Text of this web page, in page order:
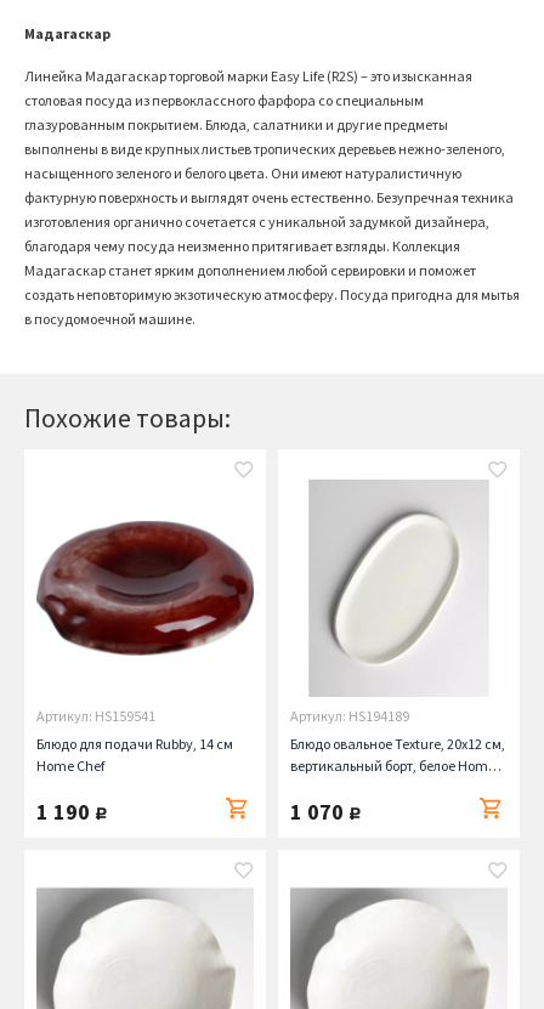
Похожие товары:
Артикул: HS159541
Блюдо для подачи Rubby, 14 см
Home Chef
1 190 руб.
Артикул: HS194189
Блюдо овальное Texture, 20х12 см,
вертикальный борт, белое Home
1 070 руб.
Мадагаскар
Линейка Мадагаскар торговой марки Easy Life (R2S) – это изысканная
столовая посуда из первоклассного фарфора со специальным
глазурованным покрытием. Блюда, салатники и другие предметы
выполнены в виде крупных листьев тропических деревьев нежно-зеленого,
насыщенного зеленого и белого цвета. Они имеют натуралистичную
фактурную поверхность и выглядят очень естественно. Безупречная техника
изготовления органично сочетается с уникальной задумкой дизайнера,
благодаря чему посуда неизменно притягивает взгляды. Коллекция
Мадагаскар станет ярким дополнением любой сервировки и поможет
создать неповторимую экзотическую атмосферу. Посуда пригодна для мытья
в посудомоечной машине.